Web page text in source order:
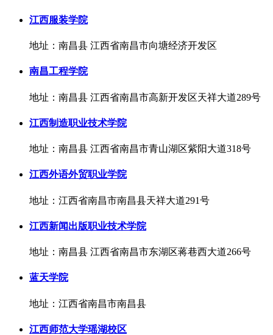
江西服装学院
地址：南昌县 江西省南昌市向塘经济开发区
南昌工程学院
地址：南昌县 江西省南昌市高新开发区天祥大道289号
江西制造职业技术学院
地址：南昌县 江西省南昌市青山湖区紫阳大道318号
江西外语外贸职业学院
地址：江西省南昌市南昌县天祥大道291号
江西新闻出版职业技术学院
地址：南昌县 江西省南昌市东湖区蒋巷西大道266号
蓝天学院
地址：江西省南昌市南昌县
江西师范大学瑶湖校区